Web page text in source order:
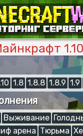
1.8 1.8.8 1.8.9 1.9
Выживание
арена Тюрьма